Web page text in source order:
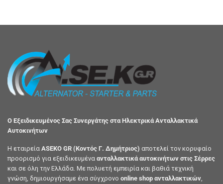
Ο Εξειδικευμένος Σας Συνεργάτης στα Ηλεκτρικά Ανταλλακτικά
Αυτοκινήτων
Η εταιρεία ASEKO GR (Κοντός Γ. Δημήτριος) αποτελεί τον κορυφαίο
προορισμό για εξειδικευμένα ανταλλακτικά αυτοκινήτων στις Σέρρες
και σε όλη την Ελλάδα. Με πολυετή εμπειρία και βαθιά τεχνική
γνώση, δημιουργήσαμε ένα σύγχρονο online shop ανταλλακτικών,